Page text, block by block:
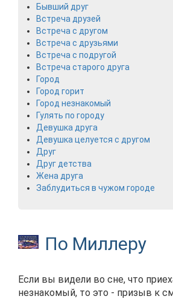
Бывший друг
Встреча друзей
Встреча с другом
Встреча с друзьями
Встреча с подругой
Встреча старого друга
Город
Город горит
Город незнакомый
Гулять по городу
Девушка друга
Девушка целуется с другом
Друг
Друг детства
Жена друга
Заблудиться в чужом городе
По Миллеру
Если вы видели во сне, что
незнакомый, то это - призыв к